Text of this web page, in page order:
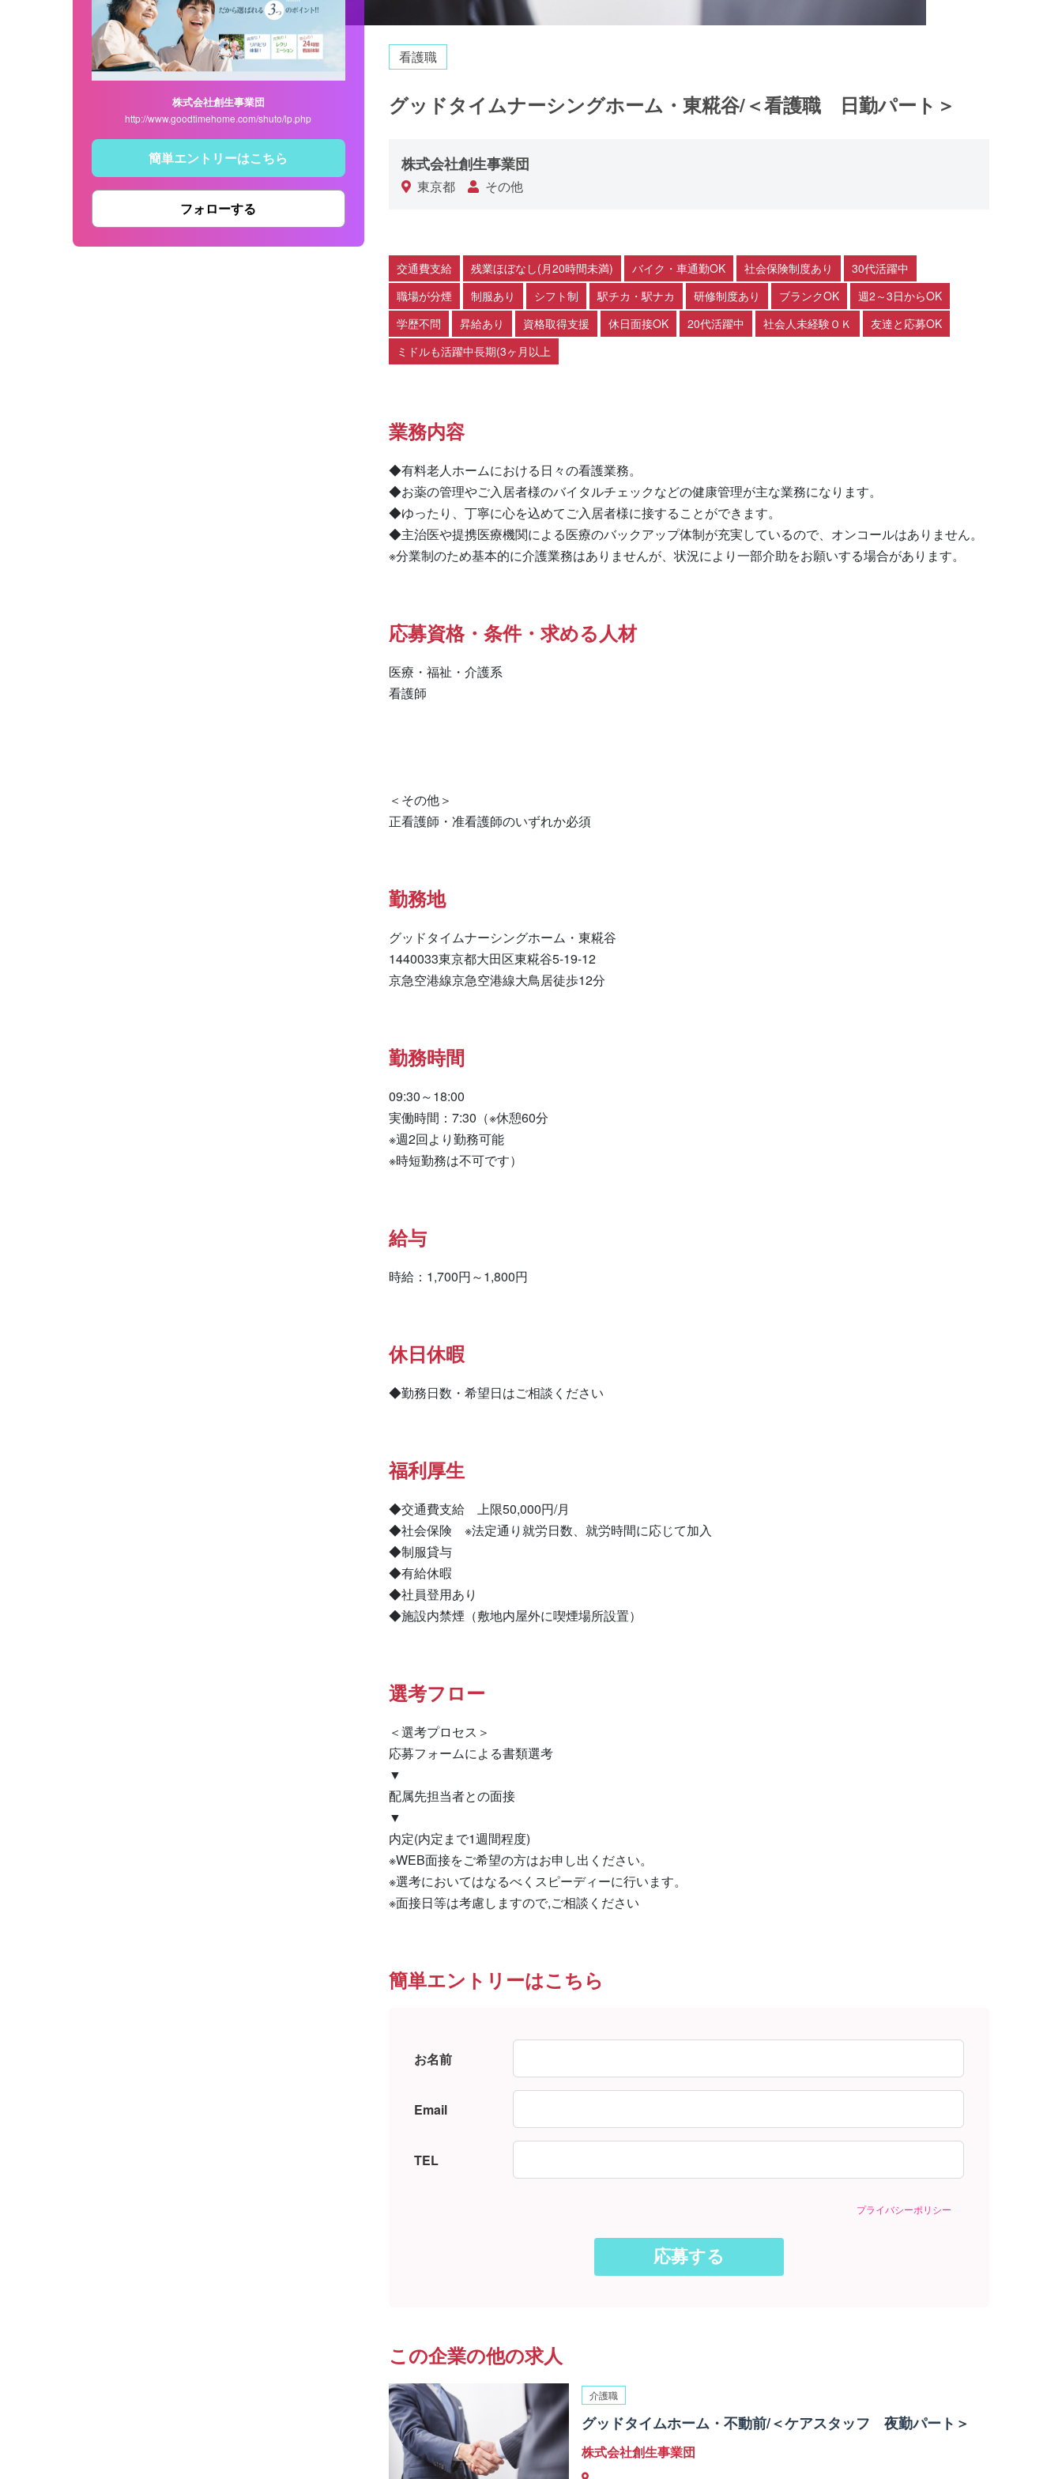
株式会社創生事業団
http://www.goodtimehome.com/shuto/lp.php
簡単エントリーはこちら
フォローする
看護職
グッドタイムナーシングホーム・東糀谷/＜看護職 日勤パート＞
株式会社創生事業団
東京都 その他
交通費支給 残業ほぼなし(月20時間未満) バイク・車通勤OK 社会保険制度あり
30代活躍中
職場が分煙
制服あり シフト制 駅チカ・駅ナカ 研修制度あり ブランクOK
週2～3日からOK
学歴不問
昇給あり 資格取得支援 休日面接OK 20代活躍中 社会人未経験ＯＫ
友達と応募OK
ミドルも活躍中長期(3ヶ月以上
業務内容
◆有料老人ホームにおける日々の看護業務。
◆お薬の管理やご入居者様のバイタルチェックなどの健康管理が主な業務になります。
◆ゆったり、丁寧に心を込めてご入居者様に接することができます。
◆主治医や提携医療機関による医療のバックアップ体制が充実しているので、オンコールはありません。
※分業制のため基本的に介護業務はありませんが、状況により一部介助をお願いする場合があります。
応募資格・条件・求める人材
医療・福祉・介護系
看護師
＜その他＞
正看護師・准看護師のいずれか必須
勤務地
グッドタイムナーシングホーム・東糀谷
1440033東京都大田区東糀谷5-19-12
京急空港線京急空港線大鳥居徒歩12分
勤務時間
09:30～18:00
実働時間：7:30（※休憩60分
※週2回より勤務可能
※時短勤務は不可です）
給与
時給：1,700円～1,800円
休日休暇
◆勤務日数・希望日はご相談ください
福利厚生
◆交通費支給　上限50,000円/月
◆社会保険　※法定通り就労日数、就労時間に応じて加入
◆制服貸与
◆有給休暇
◆社員登用あり
◆施設内禁煙（敷地内屋外に喫煙場所設置）
選考フロー
＜選考プロセス＞
応募フォームによる書類選考
▼
配属先担当者との面接
▼
内定(内定まで1週間程度)
※WEB面接をご希望の方はお申し出ください。
※選考においてはなるべくスピーディーに行います。
※面接日等は考慮しますので,ご相談ください
簡単エントリーはこちら
お名前
Email
TEL
プライバシーポリシー
この企業の他の求人
介護職
グッドタイムホーム・不動前/＜ケアスタッフ 夜勤パート＞
株式会社創生事業団